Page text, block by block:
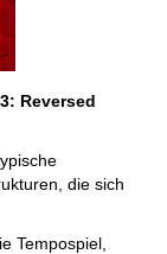
Reversed
die sich
Tempospiel,